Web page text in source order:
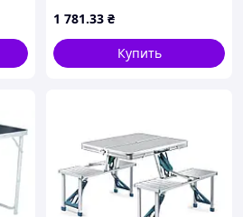
дачи, 120х60 см
1 781.33 ₴
Купить